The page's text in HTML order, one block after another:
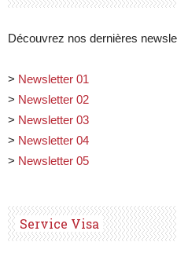
Découvrez nos dernières
> Newsletter 01
> Newsletter 02
> Newsletter 03
> Newsletter 04
> Newsletter 05
Service Visa